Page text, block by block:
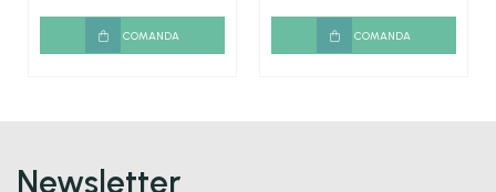
COMANDA COMANDA
Newsletter